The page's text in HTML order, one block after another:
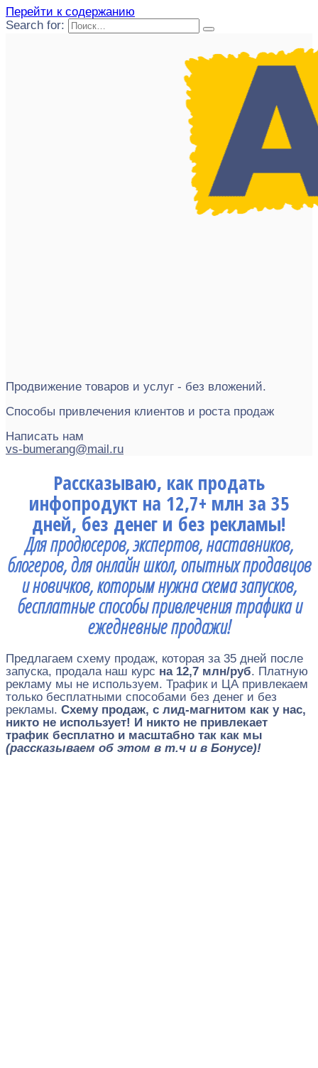
Перейти к содержанию
Search for:
Продвижение товаров и услуг - без вложений.
Способы привлечения клиентов и роста продаж
Написать нам
vs-bumerang@mail.ru
Рассказываю, как продать
инфопродукт на 12,7+ млн за 35
дней, без денег и без рекламы!
Для продюсеров, экспертов, наставников,
блогеров, для онлайн школ, опытных продавцов
и новичков, которым нужна схема запусков,
бесплатные способы привлечения трафика и
ежедневные продажи!
Предлагаем схему продаж, которая за 35 дней после
запуска, продала наш курс на 12,7 млн/руб. Платную
рекламу мы не используем. Трафик и ЦА привлекаем
только бесплатными способами без денег и без
рекламы. Схему продаж, с лид-магнитом как у нас,
никто не использует! И никто не привлекает
трафик бесплатно и масштабно так как мы
(рассказываем об этом в т.ч и в Бонусе)!